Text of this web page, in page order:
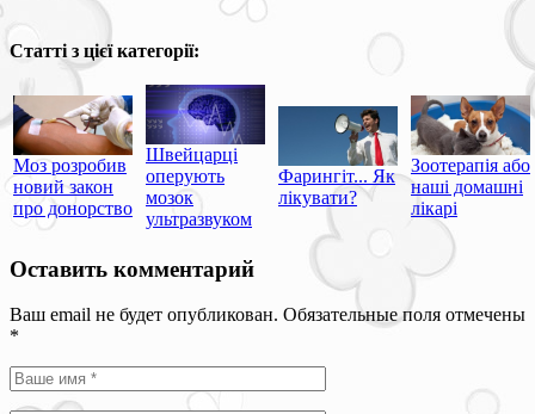
Статті з цієї категорії:
Моз розробив
новий закон
про донорство
Швейцарці
оперують
мозок
ультразвуком
Фарингіт... Як
лікувати?
Зоотерапія або
наші домашні
лікарі
Оставить комментарий
Ваш email не будет опубликован. Обязательные поля отмечены
*